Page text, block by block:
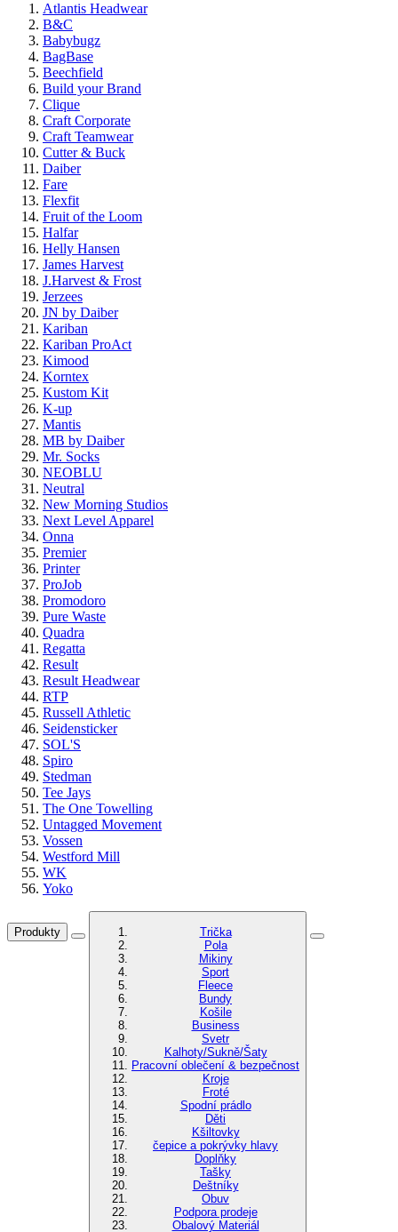
Atlantis Headwear
B&C
Babybugz
BagBase
Beechfield
Build your Brand
Clique
Craft Corporate
Craft Teamwear
Cutter & Buck
Daiber
Fare
Flexfit
Fruit of the Loom
Halfar
Helly Hansen
James Harvest
J.Harvest & Frost
Jerzees
JN by Daiber
Kariban
Kariban ProAct
Kimood
Korntex
Kustom Kit
K-up
Mantis
MB by Daiber
Mr. Socks
NEOBLU
Neutral
New Morning Studios
Next Level Apparel
Onna
Premier
Printer
ProJob
Promodoro
Pure Waste
Quadra
Regatta
Result
Result Headwear
RTP
Russell Athletic
Seidensticker
SOL'S
Spiro
Stedman
Tee Jays
The One Towelling
Untagged Movement
Vossen
Westford Mill
WK
Yoko
Produkty
Trička
Pola
Mikiny
Sport
Fleece
Bundy
Košile
Business
Svetr
Kalhoty/Sukně/Šaty
Pracovní oblečení & bezpečnost
Kroje
Froté
Spodní prádlo
Děti
Kšiltovky
čepice a pokrývky hlavy
Doplňky
Tašky
Deštníky
Obuv
Podpora prodeje
Obalový Materiál